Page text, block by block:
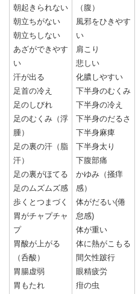
朝起きられない
朝立ちがない
朝立ちしない
あざができやす
い
汗が出る
足首の冷え
足のしびれ
足のむくみ（浮
腫）
足の裏の汗（脂
汗）
足の裏がほてる
足のムズムズ感
歩くとつまづく
胃がチャプチャ
プ
胃酸が上がる
（呑酸）
胃腸虚弱
胃もたれ
（腹）
風邪をひきやす
い
肩こり
悲しい
化膿しやすい
下半身のむくみ
下半身の冷え
下半身のだるさ
下半身麻痺
下半身太り
下腹部痛
かゆみ（掻痒
感）
体がだるい(倦
怠感)
体が重い
体に熱がこもる
間欠性跛行
眼精疲労
疳の虫